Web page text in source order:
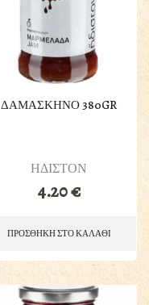
ΔΑΜΑΣΚΗΝΟ 380GR
ΗΔΙΣΤΟΝ
4.20€
ΠΡΟΣΘΗΚΗ ΣΤΟ ΚΑΛΑΘΙ